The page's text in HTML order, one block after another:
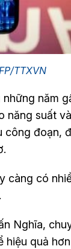
TTXVN
năm
năng suất
công đoạn,
càng có
Nghĩa,
hiệu quả